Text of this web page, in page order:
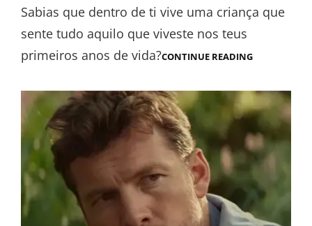
Sabias que dentro de ti vive uma criança que
sente tudo aquilo que viveste nos teus
primeiros anos de vida?CONTINUE READING